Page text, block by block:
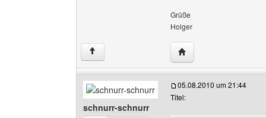
Grüße
Holger
↑ Website dieses
schnurr-schnurr
05.08.2010 um 21:44
Titel: